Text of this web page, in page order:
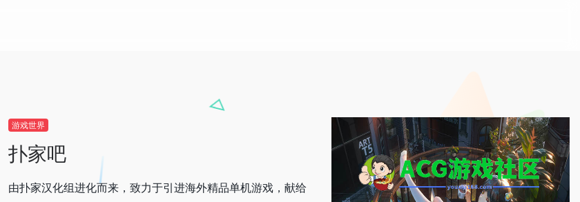
游戏世界
扑家吧
由扑家汉化组进化而来，致力于引进海外精品单机游戏，献给